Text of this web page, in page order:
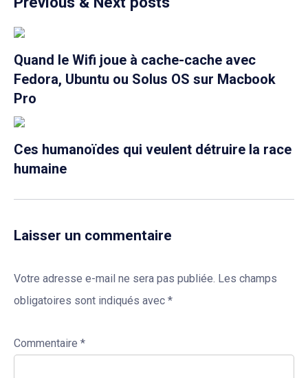
Quand le Wifi joue à cache-cache avec
Fedora, Ubuntu ou Solus OS sur Macbook
Pro
Ces humanoïdes qui veulent détruire la race
humaine
Laisser un commentaire
Votre adresse e-mail ne sera pas publiée. Les champs
obligatoires sont indiqués avec *
Commentaire *